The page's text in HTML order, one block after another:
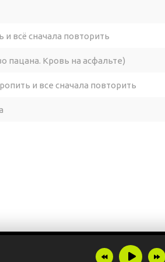
всё сначала повторить
пацана. Кровь на асфальте)
и все сначала повторить